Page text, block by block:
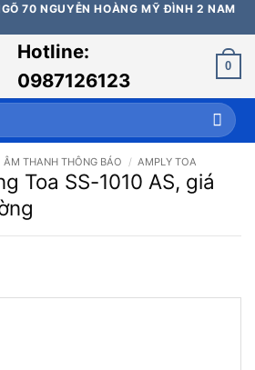
70 NGUYỄN HOÀNG MỸ ĐÌNH 2 NAM
Hotline:
0987126123
0
ÂM THANH THÔNG BÁO / AMPLY TOA
Toa SS-1010 AS, giá